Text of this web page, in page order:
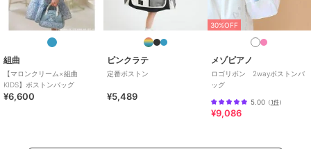
組曲
【マロンクリーム×組曲
KIDS】ボストンバッグ
¥6,600
ピンクラテ
定番ボストン
¥5,489
30%OFF
メゾピアノ
ロゴリボン 2wayボストンバ
ッグ
5.00（1件）
¥9,086